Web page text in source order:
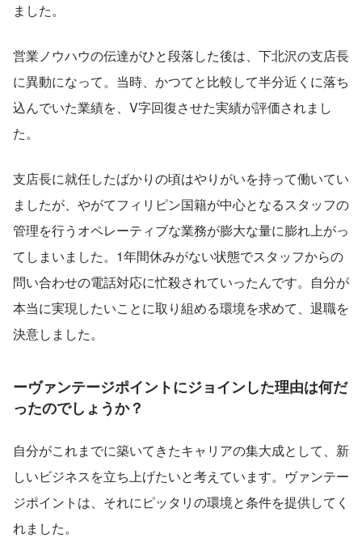
ました。
営業ノウハウの伝達がひと段落した後は、下北沢の支店長
に異動になって。当時、かつてと比較して半分近くに落ち
込んでいた業績を、V字回復させた実績が評価されまし
た。
支店長に就任したばかりの頃はやりがいを持って働いてい
ましたが、やがてフィリピン国籍が中心となるスタッフの
管理を行うオペレーティブな業務が膨大な量に膨れ上がっ
てしまいました。1年間休みがない状態でスタッフからの
問い合わせの電話対応に忙殺されていったんです。自分が
本当に実現したいことに取り組める環境を求めて、退職を
決意しました。
ーヴァンテージポイントにジョインした理由は何だ
ったのでしょうか？
自分がこれまでに築いてきたキャリアの集大成として、新
しいビジネスを立ち上げたいと考えています。ヴァンテー
ジポイントは、それにピッタリの環境と条件を提供してく
れました。